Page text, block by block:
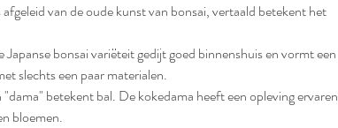
van de oude kunst van bonsai, vertaald betekent het
bonsai variëteit gedijt goed binnenshuis en vormt een
slechts een paar materialen.
betekent bal. De kokedama heeft een opleving ervaren
bloemen.